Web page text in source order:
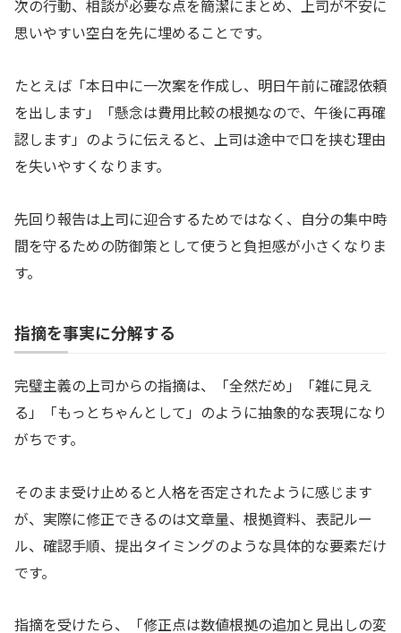
次の行動、相談が必要な点を簡潔にまとめ、上司が不安に
思いやすい空白を先に埋めることです。
たとえば「本日中に一次案を作成し、明日午前に確認依頼
を出します」「懸念は費用比較の根拠なので、午後に再確
認します」のように伝えると、上司は途中で口を挟む理由
を失いやすくなります。
先回り報告は上司に迎合するためではなく、自分の集中時
間を守るための防御策として使うと負担感が小さくなりま
す。
指摘を事実に分解する
完璧主義の上司からの指摘は、「全然だめ」「雑に見え
る」「もっとちゃんとして」のように抽象的な表現になり
がちです。
そのまま受け止めると人格を否定されたように感じます
が、実際に修正できるのは文章量、根拠資料、表記ルー
ル、確認手順、提出タイミングのような具体的な要素だけ
です。
指摘を受けたら、「修正点は数値根拠の追加と見出しの変